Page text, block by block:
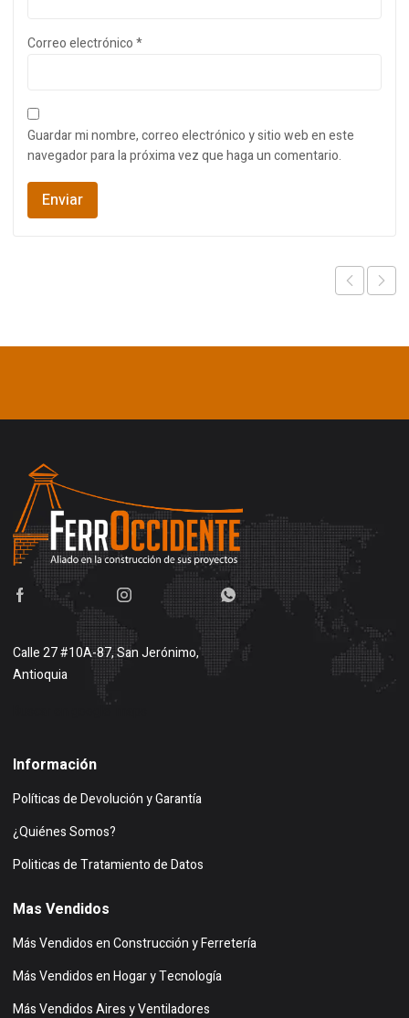
Correo electrónico*
Guardar mi nombre, correo electrónico y sitio web en este
navegador para la próxima vez que haga un comentario.
Calle 27 #10A-87, San Jerónimo,
Antioquia
Buscar en google maps
Información
Políticas de Devolución y Garantía
¿Quiénes Somos?
Politicas de Tratamiento de Datos
Mas Vendidos
Más Vendidos en Construcción y Ferretería
Más Vendidos en Hogar y Tecnología
Más Vendidos Aires y Ventiladores